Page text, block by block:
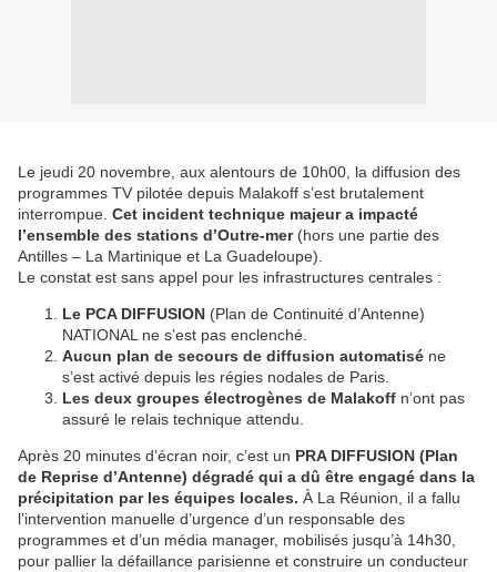
Le jeudi 20 novembre, aux alentours de 10h00, la diffusion des
programmes TV pilotée depuis Malakoff s’est brutalement
interrompue. Cet incident technique majeur a impacté
l’ensemble des stations d’Outre-mer(hors une partie des
Antilles – La Martinique et La Guadeloupe).
Le constat est sans appel pour les infrastructures centrales :
Le PCA DIFFUSION (Plan de Continuité d’Antenne)
NATIONAL ne s’est pas enclenché.
Aucun plan de secours de diffusion automatisé ne
s’est activé depuis les régies nodales de Paris.
Les deux groupes électrogènes de Malakoff n’ont pas
assuré le relais technique attendu.
Après 20 minutes d’écran noir, c’est un PRA DIFFUSION (Plan
de Reprise d’Antenne) dégradé qui a dû être engagé dans la
précipitation par les équipes locales. À La Réunion, il a fallu
l’intervention manuelle d’urgence d’un responsable des
programmes et d’un média manager, mobilisés jusqu’à 14h30,
pour pallier la défaillance parisienne et construire un conducteur